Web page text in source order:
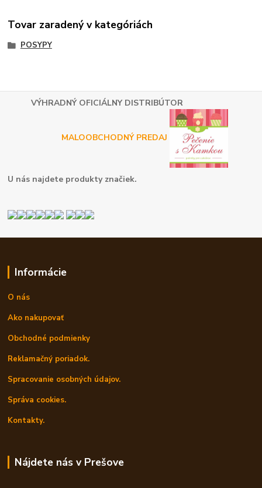
Tovar zaradený v kategóriách
POSYPY
VÝHRADNÝ OFICIÁLNY DISTRIBÚTOR
MALOOBCHODNÝ PREDAJ
U nás najdete produkty značiek.
Informácie
O nás
Ako nakupovať
Obchodné podmienky
Reklamačný poriadok.
Spracovanie osobných údajov.
Správa cookies.
Kontakty.
Nájdete nás v Prešove